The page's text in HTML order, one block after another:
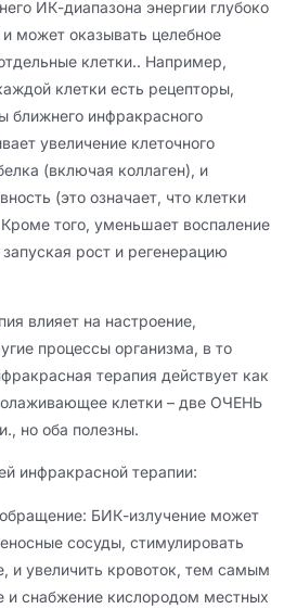
ИК-диапазона энергии глубоко
может оказывать целебное
клетки.. Например,
клетки есть рецепторы,
ближнего инфракрасного
увеличение клеточного
(включая коллаген), и
(это означает, что клетки
того, уменьшает воспаление
рост и регенерацию
влияет на настроение,
процессы организма, в то
терапия действует как
клетки – две ОЧЕНЬ
но оба полезны.
инфракрасной терапии:
БИК-излучение может
сосуды, стимулировать
и увеличить кровоток, тем самым
и снабжение кислородом местных